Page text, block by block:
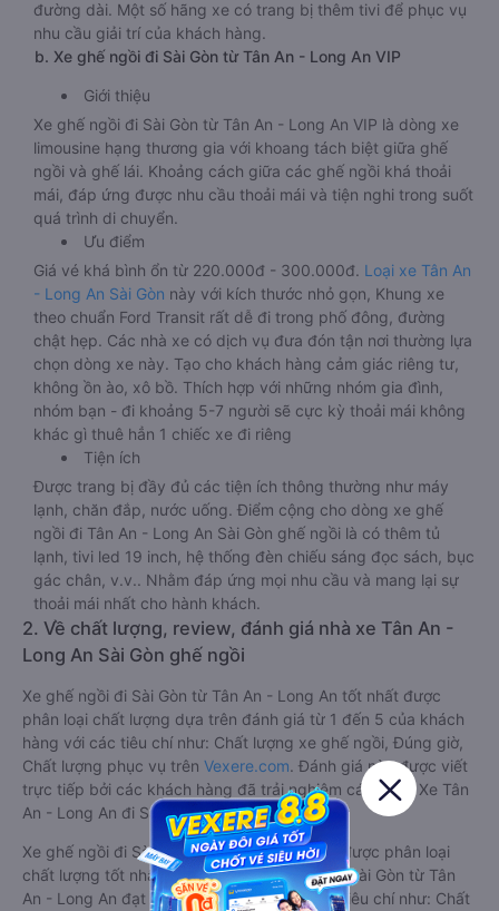
đường dài. Một số hãng xe có trang bị thêm tivi để phục vụ
nhu cầu giải trí của khách hàng.
b. Xe ghế ngồi đi Sài Gòn từ Tân An - Long An VIP
Giới thiệu
Xe ghế ngồi đi Sài Gòn từ Tân An - Long An VIP là dòng xe
limousine hạng thương gia với khoang tách biệt giữa ghế
ngồi và ghế lái. Khoảng cách giữa các ghế ngồi khá thoải
mái, đáp ứng được nhu cầu thoải mái và tiện nghi trong suốt
quá trình di chuyển.
Ưu điểm
Giá vé khá bình ổn từ 220.000đ - 300.000đ. Loại xe Tân An
- Long An Sài Gòn này với kích thước nhỏ gọn, Khung xe
theo chuẩn Ford Transit rất dễ đi trong phố đông, đường
chật hẹp. Các nhà xe có dịch vụ đưa đón tận nơi thường lựa
chọn dòng xe này. Tạo cho khách hàng cảm giác riêng tư,
không ồn ào, xô bồ. Thích hợp với những nhóm gia đình,
nhóm bạn - đi khoảng 5-7 người sẽ cực kỳ thoải mái không
khác gì thuê hẳn 1 chiếc xe đi riêng
Tiện ích
Được trang bị đầy đủ các tiện ích thông thường như máy
lạnh, chăn đắp, nước uống. Điểm cộng cho dòng xe ghế
ngồi đi Tân An - Long An Sài Gòn ghế ngồi là có thêm tủ
lạnh, tivi led 19 inch, hệ thống đèn chiếu sáng đọc sách, bục
gác chân, v.v.. Nhằm đáp ứng mọi nhu cầu và mang lại sự
thoải mái nhất cho hành khách.
2. Về chất lượng, review, đánh giá nhà xe Tân An -
Long An Sài Gòn ghế ngồi
Xe ghế ngồi đi Sài Gòn từ Tân An - Long An tốt nhất được
phân loại chất lượng dựa trên đánh giá từ 1 đến 5 của khách
hàng với các tiêu chí như: Chất lượng xe ghế ngồi, Đúng giờ,
Chất lượng phục vụ trên Vexere.com. Đánh giá này được viết
trực tiếp bởi các khách hàng đã trải nghiệm các hãng Xe Tân
An - Long An đi Sài Gòn.
Xe ghế ngồi đi Sài Gòn từ Tân An - Long An được phân loại
chất lượng tốt nhất là xe MEKO Limousine đi Sài Gòn từ Tân
An - Long An đạt 4.9 / 5 điểm dựa trên các tiêu chí như: Chất